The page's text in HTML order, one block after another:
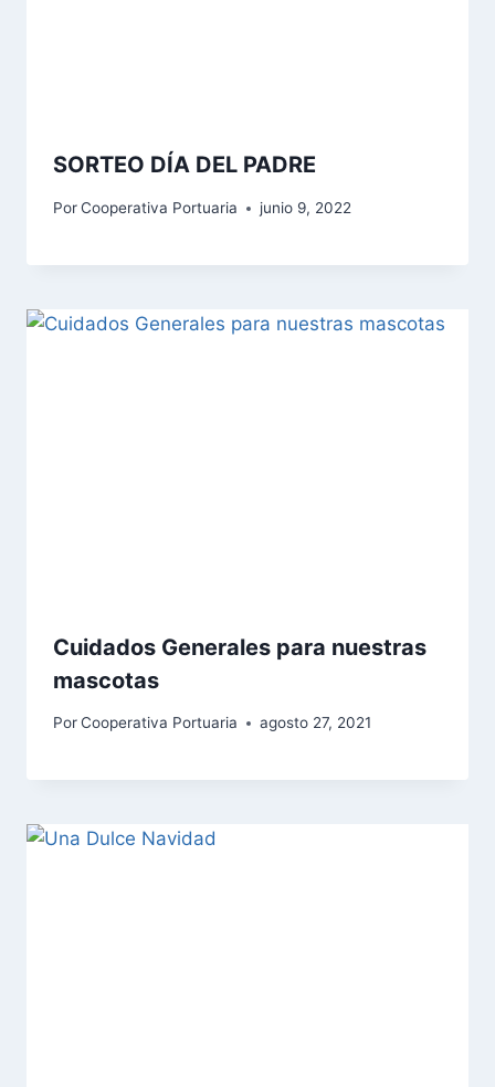
SORTEO DÍA DEL PADRE
PorCooperativa Portuaria junio 9, 2022
Cuidados Generales para nuestras
mascotas
PorCooperativa Portuaria agosto 27, 2021